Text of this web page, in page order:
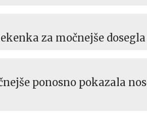
za močnejše
ponosno pokazala